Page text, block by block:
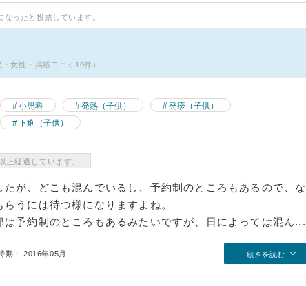
なったと投票しています。
女性・掲載口コミ10件）
小児科 発熱（子供）
発疹（子供）
下痢（子供）
上経過しています。
が、どこも混んでいるし、予約制のところもあるので、な
うには待つ様になりますよね。
は予約制のところもあるみたいですが、日によっては混ん...
期： 2016年05月 続きを読む